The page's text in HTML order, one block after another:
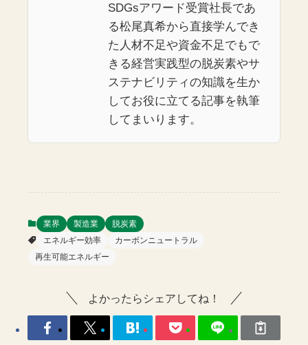
SDGsアワード受賞社長であ
る松尾真希から直接学んでき
た人材不足や資金不足でもで
きる経営実践型の脱炭素やサ
ステナビリティの知識を生か
してお役に立てる記事を執筆
してまいります。
業界 製造業
脱炭素
エネルギー効率
カーボンニュートラル
再生可能エネルギー
よかったらシェアしてね！